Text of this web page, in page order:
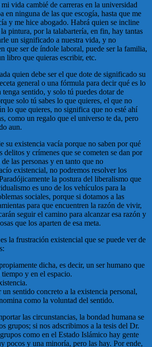
vida cambié de carreras en la universidad
en ninguna de las que escogía, hasta que me
y me hice abogado. Habrá quien se incline
pintura, por la talabartería, en fin, hay tantas
un significado a nuestra vida, y no
que ser de índole laboral, puede ser la familia,
libro que quieras escribir, etc.
quien debe ser el que dote de significado su
general o una fórmula para decir qué es lo
sentido, y solo tú puedes dotar de
solo tú sabes lo que quieres, el que no
lo que quieres, no significa que no esté ahí
como un regalo que el universo te da, pero
aun.
su existencia vacía porque no saben por qué
delitos y crímenes que se cometen se dan por
las personas y en tanto que no
existencial, no podremos resolver los
la postura del liberalismo que
es uno de los vehículos para la
sociales, porque si dotamos a las
para que encuentren la razón de vivir,
seguir el camino para alcanzar esa razón y
que los aparten de esa meta.
la frustración existencial que se puede ver de
dicha, es decir, un ser humano que
y en el espacio.
sentido concreto a la existencia personal,
como la voluntad del sentido.
las circunstancias, la bondad humana se
grupos; si nos adscribimos a la tesis del Dr.
como en el Estado Islámico hay gente
pocos y una minoría, pero las hay. Por ende,